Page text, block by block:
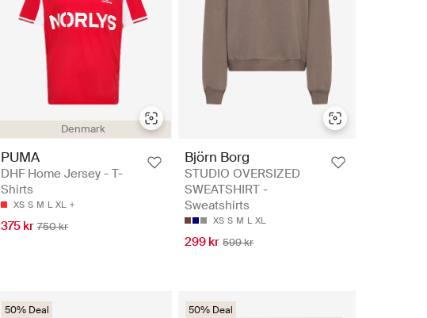
Denmark
PUMA
DHF Home Jersey - T-
Shirts
XS S M L XL
375 kr 750 kr
Björn Borg
STUDIO OVERSIZED
SWEATSHIRT -
Sweatshirts
XS S M L XL
299 kr 599 kr
50% Deal 50% Deal